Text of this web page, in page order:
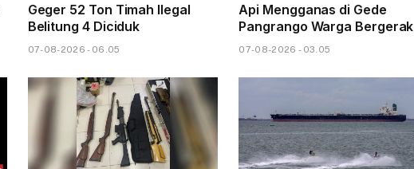
Geger 52 Ton Timah Ilegal
Belitung 4 Diciduk
07-08-2026 - 06.05
Api Mengganas di Gede
Pangrango Warga Bergerak
07-08-2026 - 03.05